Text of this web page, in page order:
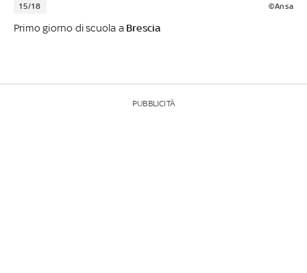
15/18 ©Ansa
Primo giorno di scuola a Brescia
PUBBLICITÀ